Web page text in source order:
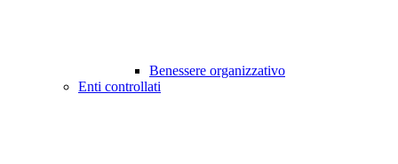
Benessere organizzativo
Enti controllati